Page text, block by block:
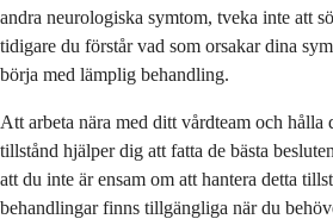
andra neurologiska symtom, tveka inte att
tidigare du förstår vad som orsakar dina
börja med lämplig behandling.
Att arbeta nära med ditt vårdteam och
tillstånd hjälper dig att fatta de bästa
att du inte är ensam om att hantera detta
behandlingar finns tillgängliga när du